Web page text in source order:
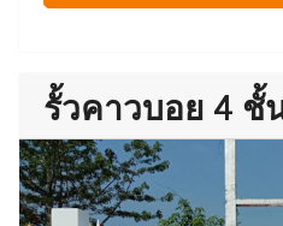
รั้วคาวบอย 4 ชั้